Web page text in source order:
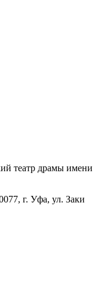
театр драмы имени
г. Уфа, ул. Заки